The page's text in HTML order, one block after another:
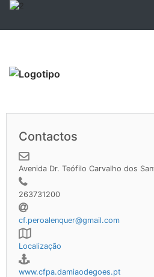
Contactos
Avenida Dr. Teófilo Carvalho dos
263731200
cf.peroalenquer@gmail.com
Localização
www.cfpa.damiaodegoes.pt